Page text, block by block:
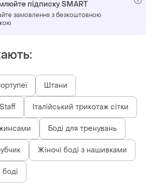
підписку SMART
замовлення з безкоштовною
Штани
Італійський трикотаж сітки
Боді для тренувань
Жіночі боді з нашивками
боді